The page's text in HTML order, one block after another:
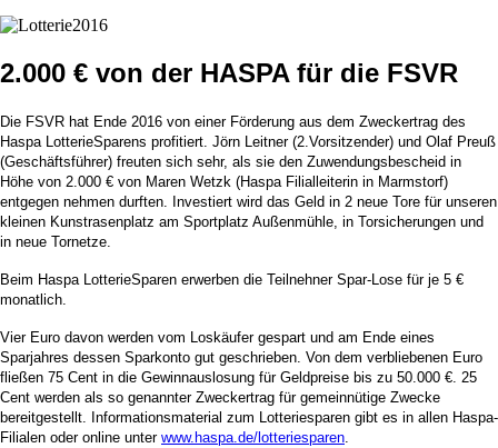
2.000 € von der HASPA für die FSVR
Die FSVR hat Ende 2016 von einer Förderung aus dem Zweckertrag des
Haspa LotterieSparens profitiert. Jörn Leitner (2.Vorsitzender) und Olaf Preuß
(Geschäftsführer) freuten sich sehr, als sie den Zuwendungsbescheid in
Höhe von 2.000 € von Maren Wetzk (Haspa Filialleiterin in Marmstorf)
entgegen nehmen durften. Investiert wird das Geld in 2 neue Tore für unseren
kleinen Kunstrasenplatz am Sportplatz Außenmühle, in Torsicherungen und
in neue Tornetze.
Beim Haspa LotterieSparen erwerben die Teilnehner Spar-Lose für je 5 €
monatlich.
Vier Euro davon werden vom Loskäufer gespart und am Ende eines
Sparjahres dessen Sparkonto gut geschrieben. Von dem verbliebenen Euro
fließen 75 Cent in die Gewinnauslosung für Geldpreise bis zu 50.000 €. 25
Cent werden als so genannter Zweckertrag für gemeinnütige Zwecke
bereitgestellt. Informationsmaterial zum Lotteriesparen gibt es in allen Haspa-
Filialen oder online unter www.haspa.de/lotteriesparen